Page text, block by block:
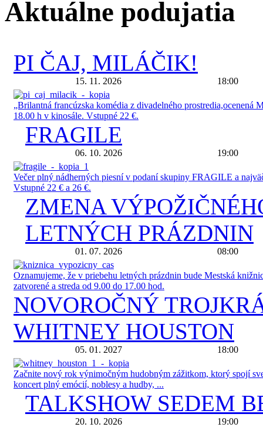
Aktuálne podujatia
PI ČAJ, MILÁČIK!
15. 11. 2026 18:00
„Brilantná francúzska komédia z divadelného
18.00 h v kinosále. Vstupné 22 €.
FRAGILE
06. 10. 2026 19:00
Večer plný nádherných piesní v podaní skupiny FRAGILE a
Vstupné 22 € a 26 €.
ZMENA
LETNÝCH PRÁZDNIN
01. 07. 2026 08:00
Oznamujeme, že v priebehu letných prázdnin bude Mestská
zatvorené a streda od 9.00 do 17.00 hod.
NOVOROČNÝ
WHITNEY HOUSTON
05. 01. 2027 18:00
Začnite nový rok výnimočným hudobným zážitkom, ktorý spojí
koncert plný emócií, noblesy a hudby, ...
TALKSHOW SEDEM
20. 10. 2026 19:00